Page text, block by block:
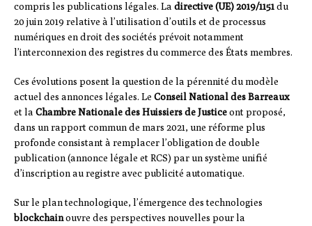
compris les publications légales. La directive (UE) 2019/1151du
20 juin 2019 relative à l’utilisation d’outils et de processus
numériques en droit des sociétés prévoit notamment
l’interconnexion des registres du commerce des États membres.
Ces évolutions posent la question de la pérennité du modèle
actuel des annonces légales. Le Conseil National des Barreaux
et la Chambre Nationale des Huissiers de Justiceont proposé,
dans un rapport commun de mars 2021, une réforme plus
profonde consistant à remplacer l’obligation de double
publication (annonce légale et RCS) par un système unifié
d’inscription au registre avec publicité automatique.
Sur le plan technologique, l’émergence des technologies
blockchainouvre des perspectives nouvelles pour la